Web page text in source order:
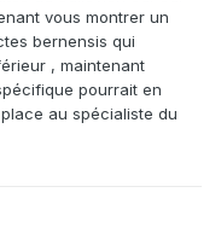
concerner ,je n ai
rocher ni cailloux
terre ( marne jaune )
sur tous sa
! en l
d une variété
vous montrer un
bernensis qui
, maintenant
pourrait en
au spécialiste du